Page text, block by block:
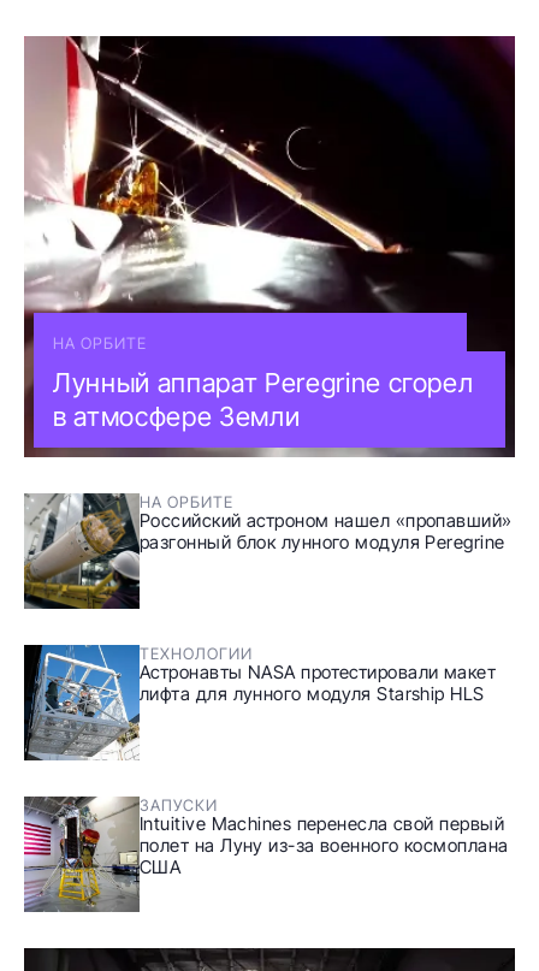
НА ОРБИТЕ
Лунный аппарат Peregrine сгорел
в атмосфере Земли
НА ОРБИТЕ
Российский астроном нашел «пропавший»
разгонный блок лунного модуля Peregrine
ТЕХНОЛОГИИ
Астронавты NASA протестировали макет
лифта для лунного модуля Starship HLS
ЗАПУСКИ
Intuitive Machines перенесла свой первый
полет на Луну из-за военного космоплана
США